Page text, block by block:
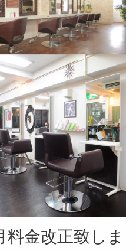
料金改正致しま